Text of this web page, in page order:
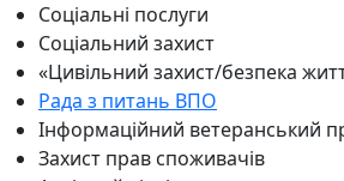
Соціальні послуги
Соціальний захист
«Цивільний захист/безпека
Рада з питань ВПО
Інформаційний ветеранський
Захист прав споживачів